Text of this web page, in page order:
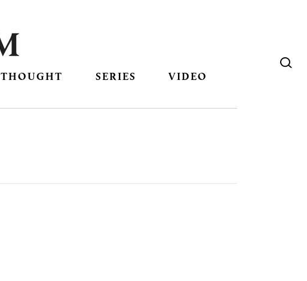
THOUGHT SERIES VIDEO